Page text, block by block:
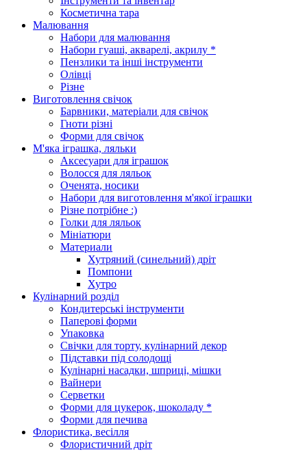
Косметична тара
Малювання
Набори для малювання
Набори гуаші, акварелі, акрилу *
Пензлики та інші інструменти
Олівці
Різне
Виготовлення свічок
Барвники, матеріали для свічок
Гноти різні
Форми для свічок
М'яка іграшка, ляльки
Аксесуари для іграшок
Волосся для ляльок
Оченята, носики
Набори для виготовлення м'якої іграшки
Різне потрібне :)
Голки для ляльок
Мініатюри
Материали
Хутряний (синельний) дріт
Помпони
Хутро
Кулінарний розділ
Кондитерські інструменти
Паперові форми
Упаковка
Свічки для торту, кулінарний декор
Підставки під солодощі
Кулінарні насадки, шприці, мішки
Вайнери
Серветки
Форми для цукерок, шоколаду *
Форми для печива
Флористика, весілля
Флористичний дріт